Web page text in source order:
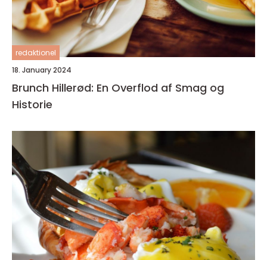
redaktionel
18. January 2024
Brunch Hillerød: En Overflod af Smag og
Historie